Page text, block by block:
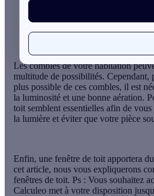
de toit
Les combles de votre habitation
multitude de possibilités.
plus possible de ces combles, il est
la luminosité et une bonne aération.
toit semblent essentielles afin de
la lumière et éviter que votre pièce
Enfin, une fenêtre de toit apportera
cet article, nous vous expliquerons
fenêtres de toit. Ps : Vous souhaitez
Calculeo met à votre disposition